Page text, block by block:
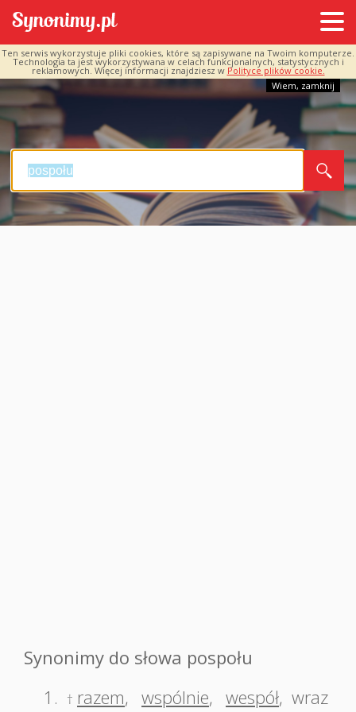
Ten serwis wykorzystuje pliki cookies, które są zapisywane na Twoim komputerze.
Technologia ta jest wykorzystywana w celach funkcjonalnych, statystycznych i
reklamowych. Więcej informacji znajdziesz w Polityce plików cookie.
Wiem, zamknij
Synonimy do słowa pospołu
1.
† razem, wspólnie, wespół, wraz